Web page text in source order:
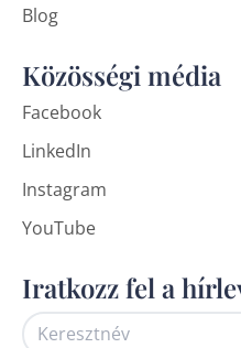
Blog
Közösségi média
Facebook
LinkedIn
Instagram
YouTube
Iratkozz fel a